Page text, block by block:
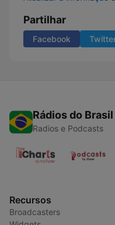
Partilhar
Facebook
Rádios do Brasil
Radios e Podcasts
Recursos
Broadcasters